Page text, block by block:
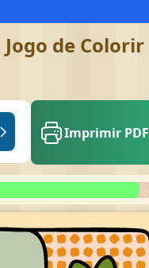
de Colorir
Imprimir PDF